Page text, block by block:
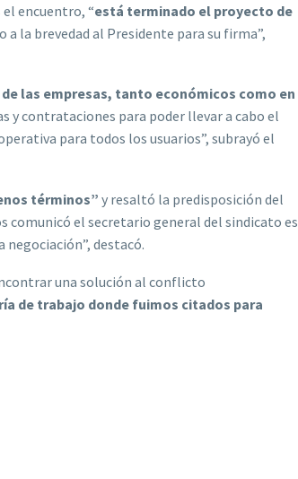
encuentro, “está terminado el proyecto de
la brevedad al Presidente para su firma”,
las empresas, tanto económicos como en
y contrataciones para poder llevar a cabo el
para todos los usuarios”, subrayó el
términos” y resaltó la predisposición del
comunicó el secretario general del sindicato es
destacó.
una solución al conflicto
de trabajo donde fuimos citados para